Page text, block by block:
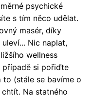
psychické
s tím něco udělat.
masér, díky
Nic naplat,
wellness
případě si pořiďte
to (stále se bavíme o
Na statného